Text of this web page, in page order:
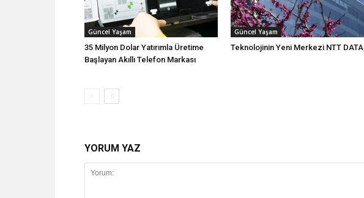
Güncel Yaşam
35 Milyon Dolar Yatırımla Üretime
Başlayan Akıllı Telefon Markası
Güncel Yaşam
Teknolojinin Yeni Merkezi NTT DATA
YORUM YAZ